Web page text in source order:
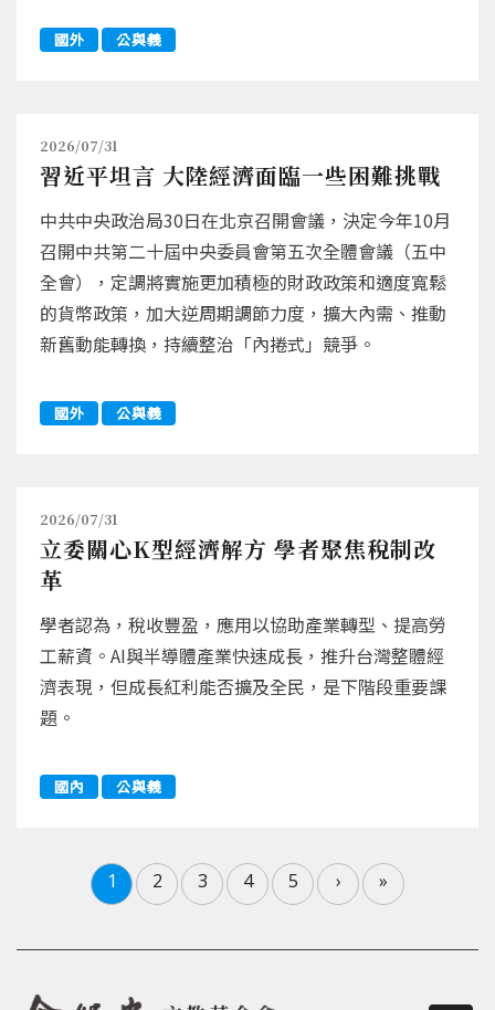
國外 公與義
2026/07/31
習近平坦言 大陸經濟面臨一些困難挑戰
中共中央政治局30日在北京召開會議，決定今年10月
召開中共第二十屆中央委員會第五次全體會議（五中
全會），定調將實施更加積極的財政政策和適度寬鬆
的貨幣政策，加大逆周期調節力度，擴大內需、推動
新舊動能轉換，持續整治「內捲式」競爭。
國外 公與義
2026/07/31
立委關心K型經濟解方 學者聚焦稅制改
革
學者認為，稅收豐盈，應用以協助產業轉型、提高勞
工薪資。AI與半導體產業快速成長，推升台灣整體經
濟表現，但成長紅利能否擴及全民，是下階段重要課
題。
國內 公與義
1 2 3 4 5 › »